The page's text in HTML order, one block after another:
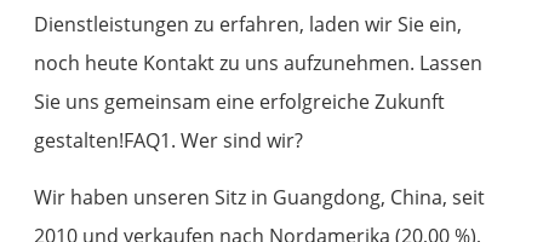
Dienstleistungen zu erfahren, laden wir Sie ein,
noch heute Kontakt zu uns aufzunehmen. Lassen
Sie uns gemeinsam eine erfolgreiche Zukunft
gestalten!FAQ1. Wer sind wir?
Wir haben unseren Sitz in Guangdong, China, seit
2010 und verkaufen nach Nordamerika (20,00 %),